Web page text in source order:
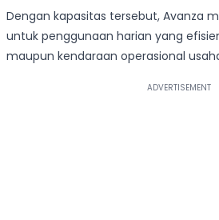
Dengan kapasitas tersebut, Avanza
untuk penggunaan harian yang
maupun kendaraan operasional